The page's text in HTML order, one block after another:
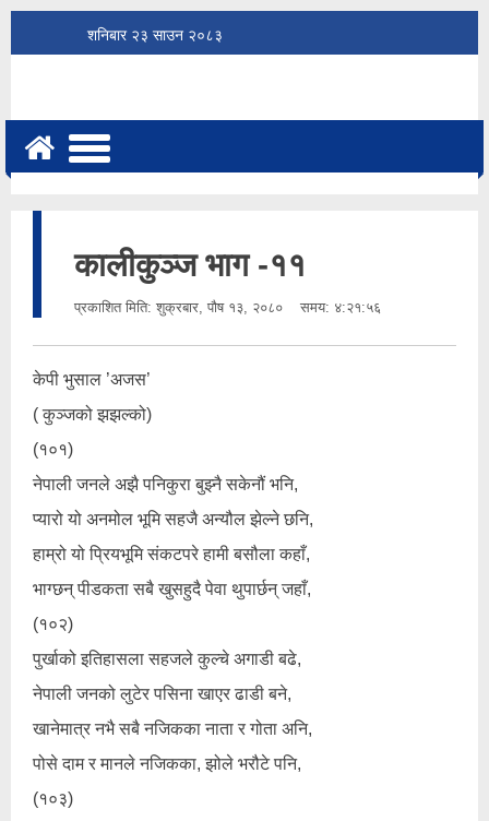
शनिबार २३ साउन २०८३
कालीकुञ्ज भाग -११
प्रकाशित मिति: शुक्रबार, पौष १३, २०८० समय: ४:२१:५६
केपी भुसाल ’अजस’
( कुञ्जको झझल्को)
(१०१)
नेपाली जनले अझै पनिकुरा बुझ्नै सकेनौं भनि,
प्यारो यो अनमोल भूमि सहजै अन्यौल झेल्ने छनि,
हाम्रो यो प्रियभूमि संकटपरे हामी बसौला कहाँ,
भाग्छन् पीडकता सबै खुसहुदै पेवा थुपार्छन् जहाँ,
(१०२)
पुर्खाको इतिहासला सहजले कुल्चे अगाडी बढे,
नेपाली जनको लुटेर पसिना खाएर ढाडी बने,
खानेमात्र नभै सबै नजिकका नाता र गोता अनि,
पोसे दाम र मानले नजिकका, झोले भरौटे पनि,
(१०३)